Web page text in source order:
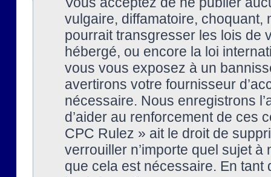
vulgaire, diffamatoire, choquant,
pourrait transgresser les lois de
hébergé, ou encore la loi
vous vous exposez à un
avertirons votre fournisseur
nécessaire. Nous enregistrons
d’aider au renforcement de ces
CPC Rulez » ait le droit de
verrouiller n’importe quel sujet à
que cela est nécessaire. En tant